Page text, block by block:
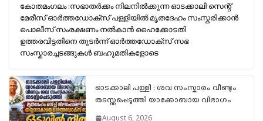
കോതമംഗലം :സഭാതർക്കം നിലനിൽക്കുന്ന ഓടക്കാലി സെന്റ്
മേരീസ് ഓർത്തഡോക്സ് പള്ളിയിൽ മൃതദേഹം സംസ്കരിക്കാൻ
പൊലീസ് സംരക്ഷണം നൽകാൻ ഹൈക്കോടതി
ഉത്തരവിട്ടതിനെ തുടർന്ന് ഓർത്തഡോക്സ് സഭ
സംസ്കാരച്ചടങ്ങുകൾ ബഹുമതികളോടെ
ഓടക്കാലി പള്ളി ; ശവ സംസ്കാരം വീണ്ടും
തടസ്സപ്പെടുത്തി യാക്കോബായ വിഭാഗം
August 6, 2026